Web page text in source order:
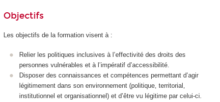
Objectifs
Les objectifs de la formation visent à :
Relier les politiques inclusives à l’effectivité des droits des
personnes vulnérables et à l’impératif d’accessibilité.
Disposer des connaissances et compétences permettant d’agir
légitimement dans son environnement (politique, territorial,
institutionnel et organisationnel) et d’être vu légitime par celui-ci.